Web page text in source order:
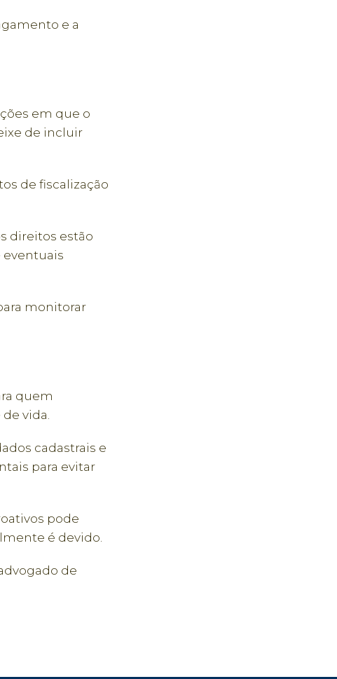
e a
em que o
de incluir
de fiscalização
direitos estão
eventuais
monitorar
quem
vida.
cadastrais e
para evitar
pode
é devido.
de